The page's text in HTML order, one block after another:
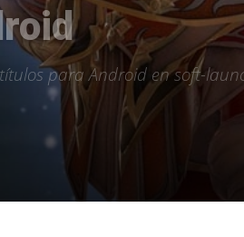
para Android en soft-